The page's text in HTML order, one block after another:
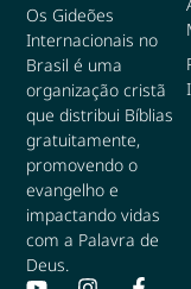
Os Gideões
Internacionais no
Brasil é uma
organização cristã
que distribui Bíblias
gratuitamente,
promovendo o
evangelho e
impactando vidas
com a Palavra de
Deus.